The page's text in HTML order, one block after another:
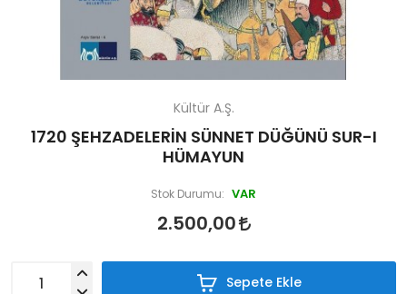
Kültür A.Ş.
1720 ŞEHZADELERİN SÜNNET DÜĞÜNÜ SUR-I
HÜMAYUN
Stok Durumu: VAR
2.500,00
Sepete Ekle